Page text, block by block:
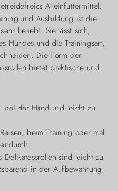
Alleinfuttermittel,
und Ausbildung ist die
beliebt. Sie lässt sich,
Hundes und die Trainingsart,
Die Form der
bietet praktische und
bei der Hand und leicht zu
beim Training oder mal
Delikatessrollen sind leicht zu
in der Aufbewahrung.